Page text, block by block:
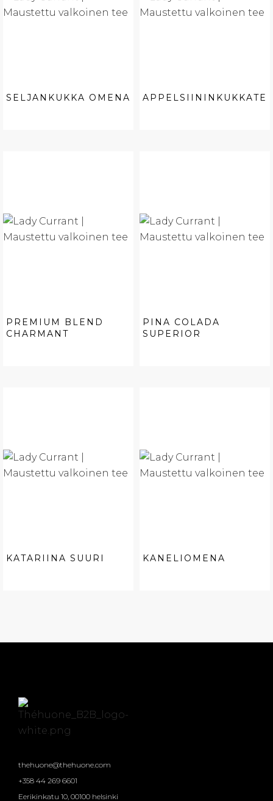
SELJANKUKKA OMENA
PREMIUM BLEND
CHARMANT
PINA COLADA
SUPERIOR
KATARIINA SUURI KANELIOMENA
thehuone@thehuone.com
+358 44 269 6601
Eerikinkatu 10, 00100 helsinki